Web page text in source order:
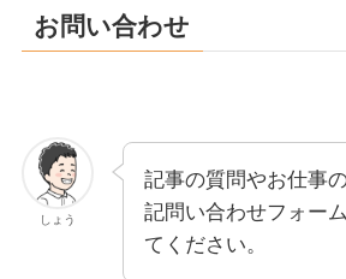
お問い合わせ
しょう
記事の質問やお仕事
記問い合わせフォー
てください。